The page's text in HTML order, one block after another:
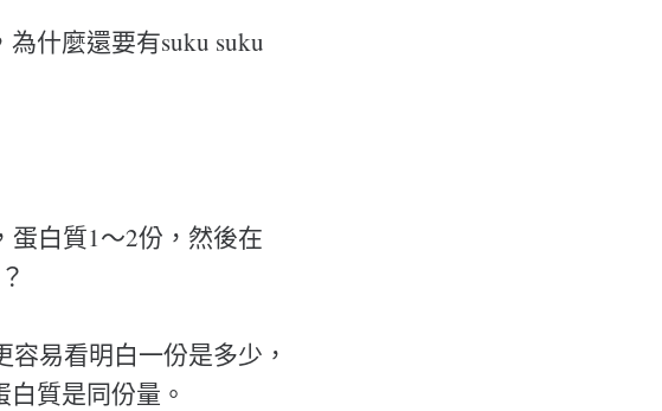
什麼還要有suku suku
蛋白質1～2份，然後在
易看明白一份是多少，
質是同份量。